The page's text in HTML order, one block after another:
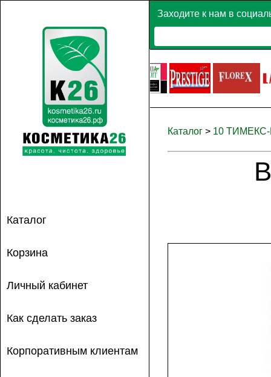
Заходите к нам в
Каталог
Корзина
Личный кабинет
Как сделать заказ
Корпоративным клиентам
Каталог > 10